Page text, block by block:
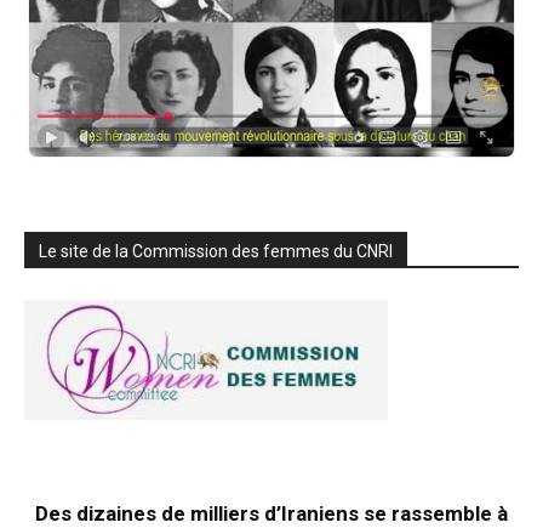
Le site de la Commission des femmes du CNRI
Des dizaines de milliers d’Iraniens se rassemble à